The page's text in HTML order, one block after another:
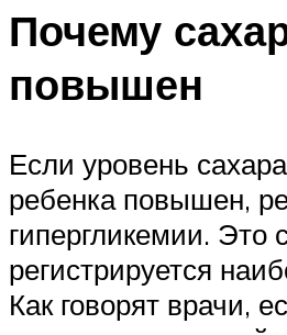
Почему
повышен
Если уровень
ребенка повышен,
гипергликемии. Это
регистрируется
Как говорят врачи,